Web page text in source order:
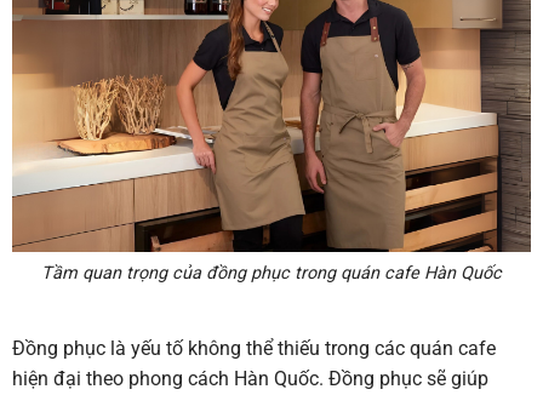
Tầm quan trọng của đồng phục trong quán cafe Hàn Quốc
Đồng phục là yếu tố không thể thiếu trong các quán cafe
hiện đại theo phong cách Hàn Quốc. Đồng phục sẽ giúp